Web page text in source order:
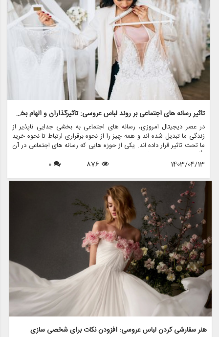
تأثیر رسانه های اجتماعی بر روند لباس عروسی: تأثیرگذاران و الهام بخشان
در عصر دیجیتال امروزی، رسانه های اجتماعی به بخشی جدایی ناپذیر از
زندگی ما تبدیل شده اند و همه چیز را از نحوه برقراری ارتباط تا نحوه خرید
ما تحت تاثیر قرار داده اند. یکی از حوزه هایی که رسانه های اجتماعی در آن
تأثیر قابل توجهی داشته است، در دنیای ترندهای لباس عروس است. با
پلتفرم هایی مانند اینستاگرام، پینترست و تیک تاک، عروس های آینده
رویایی خود برای روز بزرگ شکل می دهند.
1403/04/13
876
0
هنر سفارشی کردن لباس عروسی: افزودن نکات برای شخصی سازی